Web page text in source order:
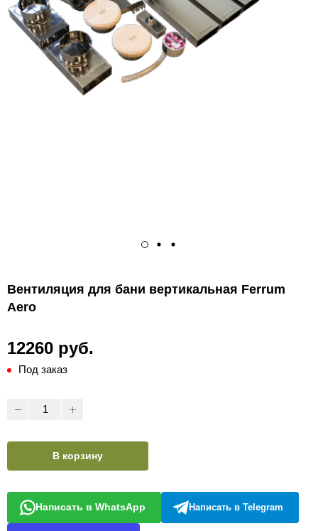
Вентиляция для бани вертикальная Ferrum
Aero
12260 руб.
Под заказ
В корзину
Написать в WhatsApp Написать в Telegram